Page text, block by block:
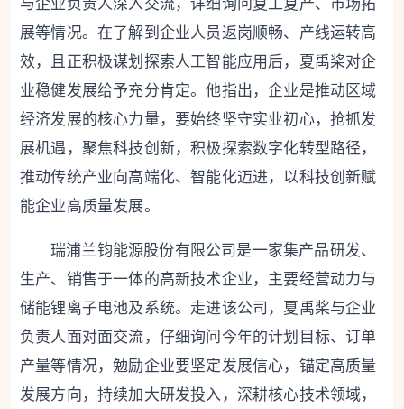
与企业负责人深入交流，详细询问复工复产、市场拓
展等情况。在了解到企业人员返岗顺畅、产线运转高
效，且正积极谋划探索人工智能应用后，夏禹桨对企
业稳健发展给予充分肯定。他指出，企业是推动区域
经济发展的核心力量，要始终坚守实业初心，抢抓发
展机遇，聚焦科技创新，积极探索数字化转型路径，
推动传统产业向高端化、智能化迈进，以科技创新赋
能企业高质量发展。
瑞浦兰钧能源股份有限公司是一家集产品研发、
生产、销售于一体的高新技术企业，主要经营动力与
储能锂离子电池及系统。走进该公司，夏禹桨与企业
负责人面对面交流，仔细询问今年的计划目标、订单
产量等情况，勉励企业要坚定发展信心，锚定高质量
发展方向，持续加大研发投入，深耕核心技术领域，